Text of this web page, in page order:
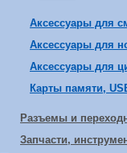
Аксессуары для
Аксессуары для
Аксессуары для
Карты памяти,
Разъемы и
Запчасти,